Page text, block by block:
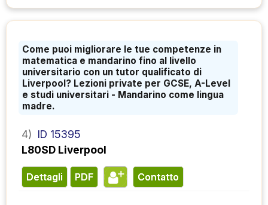
Come puoi migliorare le tue competenze in
matematica e mandarino fino al livello
universitario con un tutor qualificato di
Liverpool? Lezioni private per GCSE, A-Level
e studi universitari - Mandarino come lingua
madre.
4) ID 15395
L80SD Liverpool
Dettagli PDF contatto